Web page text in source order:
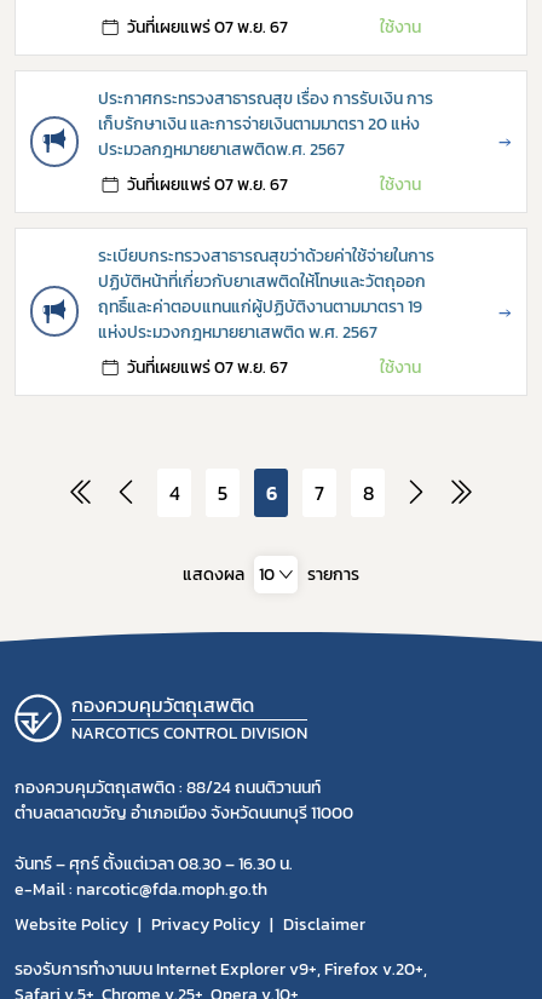
วันที่เผยแพร่ 07 พ.ย. 67
ใช้งาน
ประกาศกระทรวงสาธารณสุข เรื่อง การรับเงิน การ
เก็บรักษาเงิน และการจ่ายเงินตามมาตรา 20 แห่ง
ประมวลกฎหมายยาเสพติดพ.ศ. 2567
วันที่เผยแพร่ 07 พ.ย. 67
ใช้งาน
→
ระเบียบกระทรวงสาธารณสุขว่าด้วยค่าใช้จ่ายในการ
ปฏิบัติหน้าที่เกี่ยวกับยาเสพติดให้โทษและวัตถุออก
ฤทธิ์และค่าตอบแทนแก่ผู้ปฏิบัติงานตามมาตรา 19
แห่งประมวงกฎหมายยาเสพติด พ.ศ. 2567
วันที่เผยแพร่ 07 พ.ย. 67
ใช้งาน
→
4 5 6 7 8
แสดงผล 10 รายการ
กองควบคุมวัตถุเสพติด
NARCOTICS CONTROL DIVISION
กองควบคุมวัตถุเสพติด : 88/24 ถนนติวานนท์
ตำบลตลาดขวัญ อำเภอเมือง จังหวัดนนทบุรี 11000
จันทร์ – ศุกร์ ตั้งแต่เวลา 08.30 – 16.30 น.
e-Mail : narcotic@fda.moph.go.th
Website Policy
Privacy Policy
Disclaimer
รองรับการทำงานบน Internet Explorer v9+, Firefox v.20+,